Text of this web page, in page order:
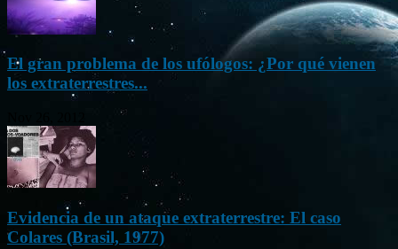
El gran problema de los ufólogos: ¿Por qué vienen
los extraterrestres...
Evidencia de un ataque extraterrestre: El caso
Colares (Brasil, 1977)